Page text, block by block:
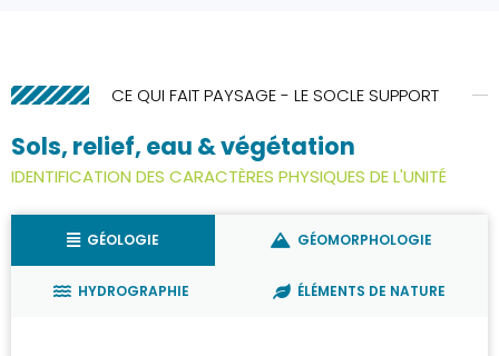
CE QUI FAIT PAYSAGE - LE SOCLE SUPPORT
Sols, relief, eau & végétation​
IDENTIFICATION DES CARACTÈRES PHYSIQUES DE L'UNITÉ
GÉOLOGIE GÉOMORPHOLOGIE
HYDROGRAPHIE ÉLÉMENTS DE NATURE